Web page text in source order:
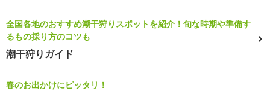
全国各地のおすすめ潮干狩りスポットを紹介！旬な時期や準備す
るもの採り方のコツも
潮干狩りガイド
春のお出かけにピッタリ！